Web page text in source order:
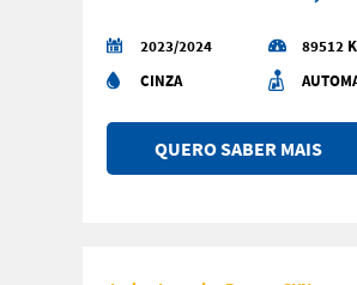
2023/2024
89512
CINZA
QUERO SABER MAIS